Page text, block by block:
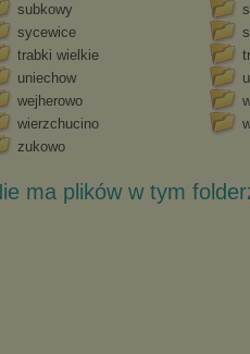
subkowy
sycewice
trabki wielkie
uniechow
wejherowo
wierzchucino
zukowo
ma plików w tym